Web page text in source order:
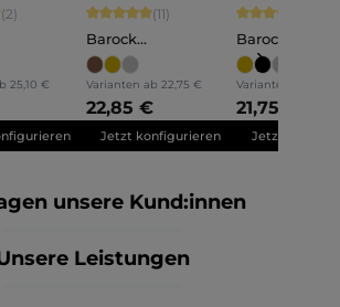
Bewertung von 5 von 5 Sternen
(2)
Holz
25,10 €
Durchschnittliche Bewertung von 5
(11)
Barock
Bilderrahmen Holz
Olivia
Varianten ab 22,75 €
22,85 €
Jetzt konfigurieren
Barock
Lilly
Varianten ab
21,75 €
Jetzt
unsere Kund:innen
Leistungen